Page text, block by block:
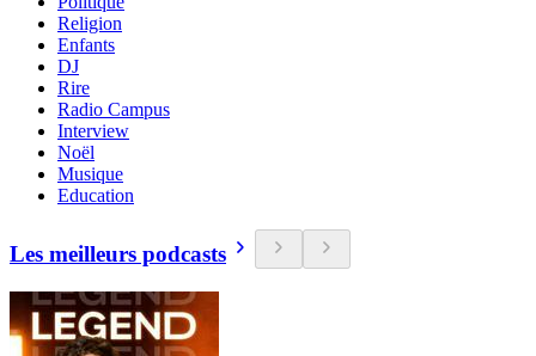
Religion
Enfants
DJ
Rire
Radio Campus
Interview
Noël
Musique
Education
Les meilleurs podcasts